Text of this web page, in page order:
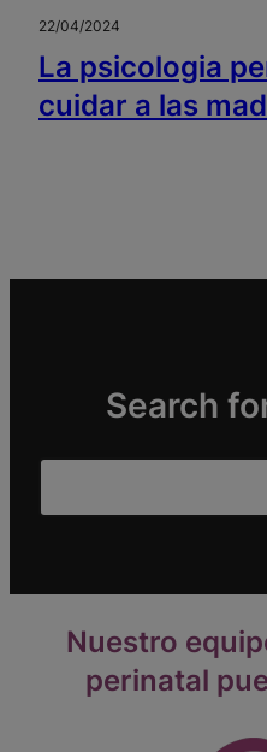
22/04/2024
La psicologia
cuidar a las
Search
Nuestro
perinatal